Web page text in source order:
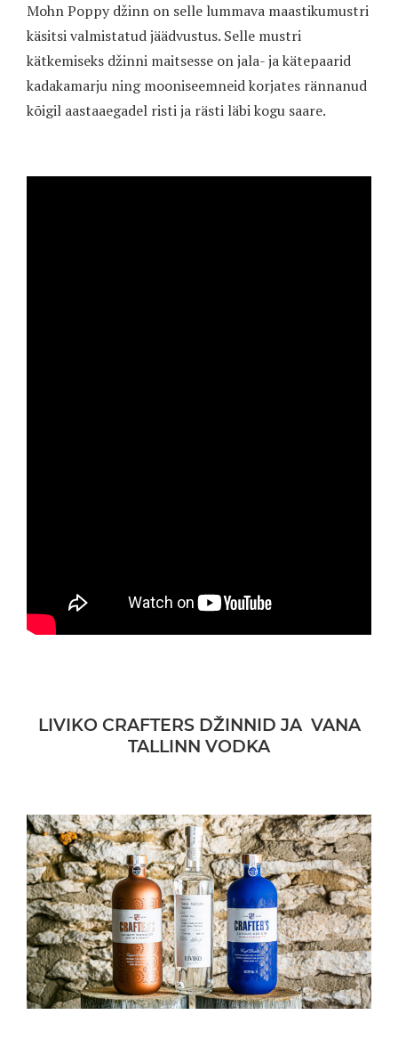
Mohn Poppy džinn on selle lummava maastikumustri
käsitsi valmistatud jäädvustus. Selle mustri
kätkemiseks džinni maitsesse on jala- ja kätepaarid
kadakamarju ning mooniseemneid korjates rännanud
kõigil aastaaegadel risti ja rästi läbi kogu saare.
LIVIKO CRAFTERS DŽINNID JA VANA
TALLINN VODKA